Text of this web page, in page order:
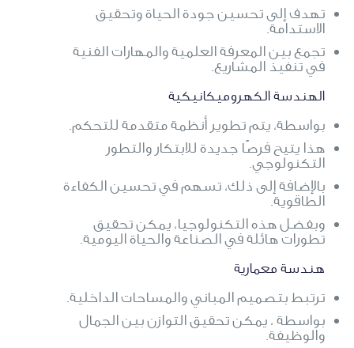
تهدف إلى تحسين جودة الحياة وتحقيق
الاستدامة.
تجمع بين المعرفة العلمية والمهارات الفنية
في تنفيذ المشاريع.
الهندسة الكهروميكانيكية
بواسطة، يتم تطوير أنظمة متقدمة للتحكم.
هذا يتيح فرصًا جديدة للابتكار والتطور
التكنولوجي.
بالإضافة إلى ذلك، تسهم في تحسين الكفاءة
الطاقوية.
وبفضل هذه التكنولوجيا، يمكن تحقيق
تطورات هائلة في الصناعة والحياة اليومية.
هندسة معمارية
ترتبط بتصميم المباني والمساحات الداخلية.
بواسطة ، يمكن تحقيق التوازن بين الجمال
والوظيفة.